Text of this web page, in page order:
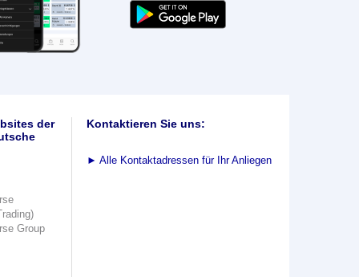
der
Group
Kontaktieren Sie uns:
► Alle Kontaktadressen für Ihr Anliegen